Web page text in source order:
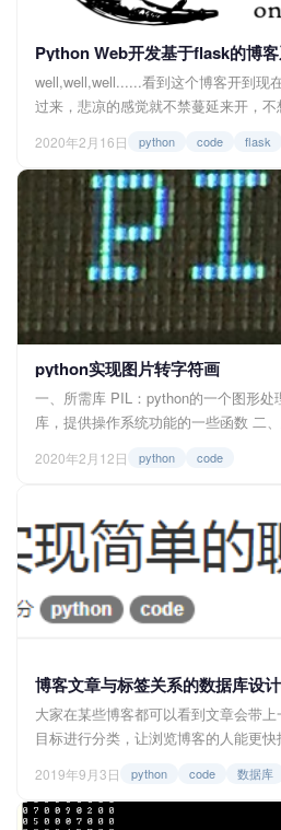
Python Web开发基于flask的博
well,well,well......看到这个博客开到现
过来，悲凉的感觉就不禁蔓延来开，
想去到底写什么题材呢？有了！——教
一点儿价值（颇有点好为人师的意味
可以写；还有一种说法，教别人知识的
的知识，这种双赢的...
2020年2月16日 python code flask
python实现图片转字符画
一、所需库 PIL：python的一个图形
库，提供操作系统功能的一些函数 二
色R红色、G绿色、B蓝色各自按0到
2020年2月12日 python code
博客文章与标签关系的数据库设
大家在某些博客都可以看到文章会带
目标进行分类，让浏览博客的人能更
签目录。 <img src=...
2019年9月3日 python code 数据库